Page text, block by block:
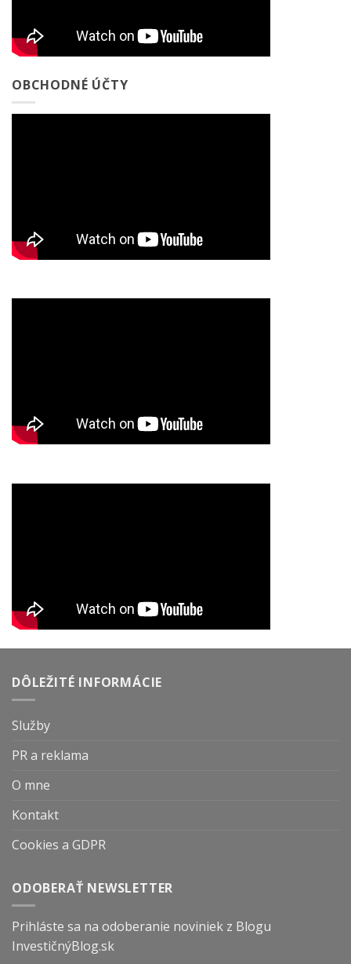
OBCHODNÉ ÚČTY
DÔLEŽITÉ INFORMÁCIE
Služby
PR a reklama
O mne
Kontakt
Cookies a GDPR
ODOBERAŤ NEWSLETTER
Prihláste sa na odoberanie noviniek z Blogu
InvestičnýBlog.sk